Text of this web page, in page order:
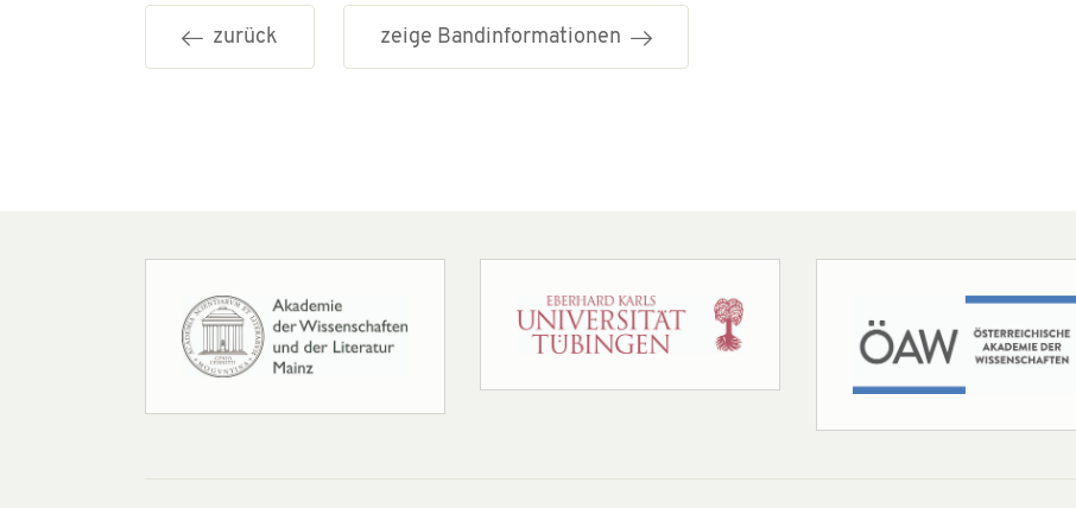
zurück zeige Bandinformationen